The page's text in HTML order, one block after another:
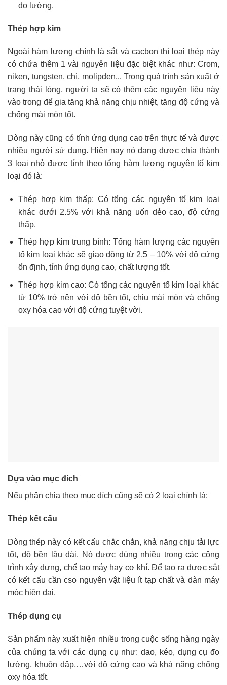
đo lường.
Thép hợp kim
Ngoài hàm lượng chính là sắt và cacbon thì loại thép này
có chứa thêm 1 vài nguyên liệu đặc biệt khác như: Crom,
niken, tungsten, chì, molipden,.. Trong quá trình sản xuất ở
trạng thái lỏng, người ta sẽ có thêm các nguyên liệu này
vào trong để gia tăng khả năng chịu nhiệt, tăng độ cứng và
chống mài mòn tốt.
Dòng này cũng có tính ứng dụng cao trên thực tế và được
nhiều người sử dụng. Hiện nay nó đang được chia thành
3 loại nhỏ được tính theo tổng hàm lượng nguyên tố kim
loại đó là:
Thép hợp kim thấp: Có tổng các nguyên tố kim loại
khác dưới 2.5% với khả năng uốn dẻo cao, độ cứng
thấp.
Thép hợp kim trung bình: Tổng hàm lượng các nguyên
tố kim loại khác sẽ giao động từ 2.5 – 10% với độ cứng
ổn định, tính ứng dụng cao, chất lượng tốt.
Thép hợp kim cao: Có tổng các nguyên tố kim loại khác
từ 10% trở nên với độ bền tốt, chịu mài mòn và chống
oxy hóa cao với độ cứng tuyệt vời.
Dựa vào mục đích
Nếu phân chia theo mục đích cũng sẽ có 2 loại chính là:
Thép kết cấu
Dòng thép này có kết cấu chắc chắn, khả năng chịu tải lực
tốt, độ bền lâu dài. Nó được dùng nhiều trong các công
trình xây dựng, chế tạo máy hay cơ khí. Để tạo ra được sắt
có kết cấu cần cso nguyên vật liệu ít tạp chất và dàn máy
móc hiện đại.
Thép dụng cụ
Sản phẩm này xuất hiện nhiều trong cuộc sống hàng ngày
của chúng ta với các dụng cụ như: dao, kéo, dụng cụ đo
lường, khuôn dập,…với độ cứng cao và khả năng chống
oxy hóa tốt.